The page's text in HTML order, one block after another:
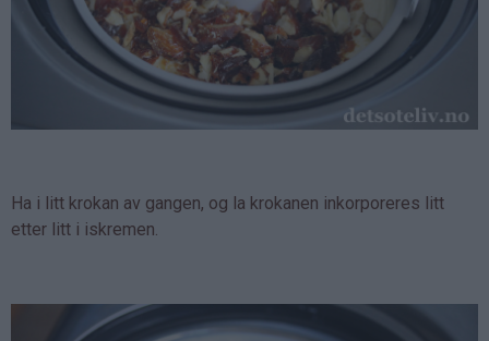
Ha i litt krokan av gangen, og la krokanen inkorporeres litt
etter litt i iskremen.